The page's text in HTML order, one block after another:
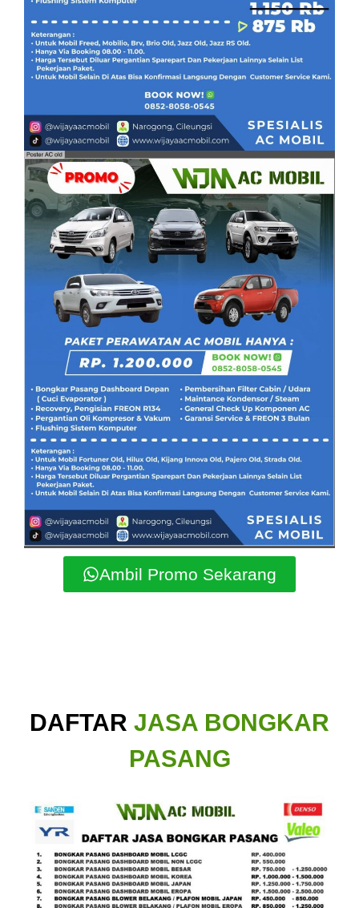
Ambil Promo Sekarang
DAFTAR JASA BONGKAR
PASANG